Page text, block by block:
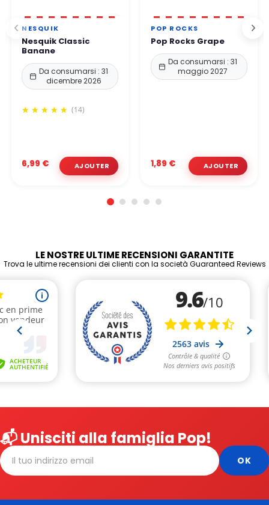
NESQUIK
Nesquik Classic
Banane
Da consumarsi : 31
dicembre 2026
(14)
6,99 €
POP ROCKS
Pop Rocks Grape
Da consumarsi : 31
maggio 2027
1,89 €
LE NOSTRE ULTIME RECENSIONI GARANTITE
Trova le ultime recensioni dei clienti con la società Guaranteed Reviews
📬 Unisciti alla famiglia Pop!